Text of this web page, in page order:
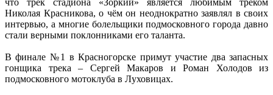
что трек стадиона «Зоркий» является любимым треком
Николая Красникова, о чём он неоднократно заявлял в своих
интервью, а многие болельщики подмосковного города давно
стали верными поклонниками его таланта.
В финале №1 в Красногорске примут участие два запасных
гонщика трека – Сергей Макаров и Роман Холодов из
подмосковного мотоклуба в Луховицах.